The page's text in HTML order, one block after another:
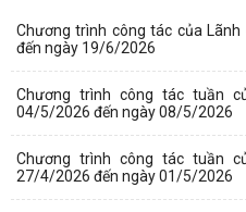
Chương trình công tác của
đến ngày 19/6/2026
Chương trình công tác tuần
04/5/2026 đến ngày 08/5/2026
Chương trình công tác tuần
27/4/2026 đến ngày 01/5/2026